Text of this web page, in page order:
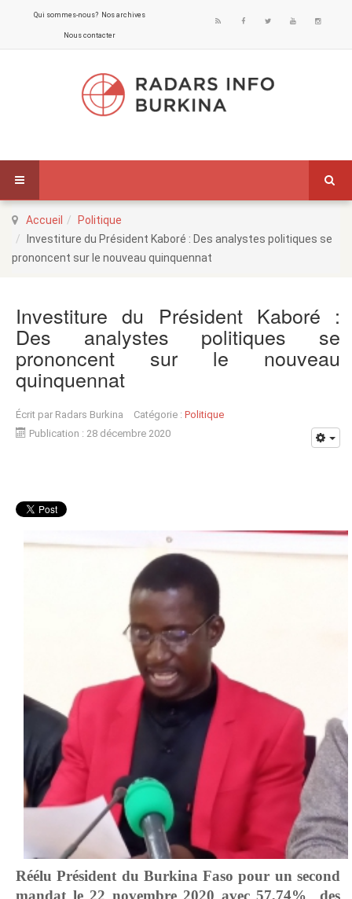
Qui sommes-nous? Nos archives
Nous contacter
Accueil
Politique
Investiture du Président Kaboré : Des analystes politiques se
prononcent sur le nouveau quinquennat
Investiture du Président Kaboré :
Des analystes politiques se
prononcent sur le nouveau
quinquennat
Écrit par Radars Burkina Catégorie : Politique
Publication : 28 décembre 2020
Réélu Président du Burkina Faso pour un second
mandat le 22 novembre 2020 avec 57,74% des